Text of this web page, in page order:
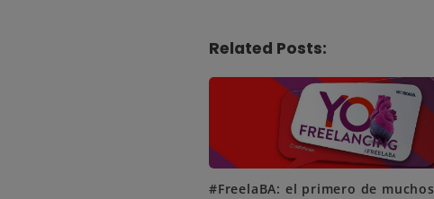
Related Posts:
#FreelaBA: el primero de muchos